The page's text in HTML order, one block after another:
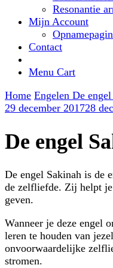
Resonantie
Mijn Account
Contact
Menu Cart
Home Engelen De
29 december 201728
De engel
De engel Sakinah is de
de zelfliefde. Zij helpt
geven.
Wanneer je deze engel
leren te houden van
onvoorwaardelijke
stromen.